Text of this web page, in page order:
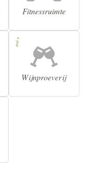
Fitnessruimte
Wijnproeverij